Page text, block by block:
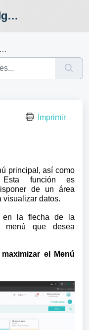
Knowledge Hub
Imprimir
principal, así como
función es
de un área
visualizar datos.
en la flecha de la
menú que desea
el Menú